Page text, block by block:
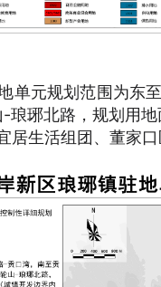
单元规划范围为东
琅琊北路，规划用
居生活组团、董家